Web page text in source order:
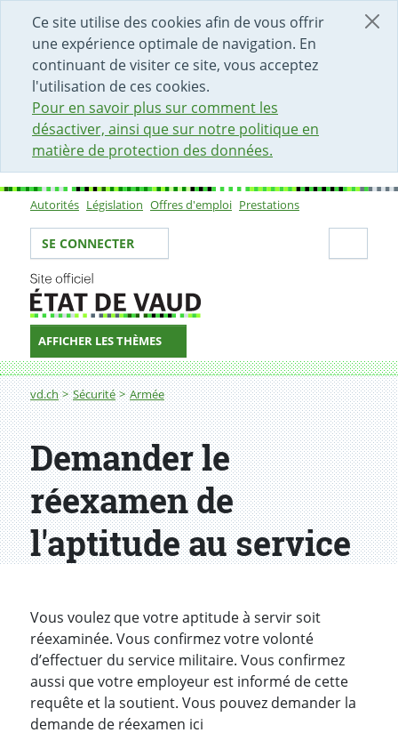
Ce site utilise des cookies afin de vous offrir
une expérience optimale de navigation. En
continuant de visiter ce site, vous acceptez
l'utilisation de ces cookies.
Pour en savoir plus sur comment les
désactiver, ainsi que sur notre politique en
matière de protection des données.
DÉBUT DU CONTENU DE LA PAGE
ACCÈS AU CHAMP DE RECHERCHE
PAGE D'ACCUEIL
FORMULAIRE DE CONTACT
Sous-navigation
Autorités Législation Offres d'emploi Prestations
Votre identité
SE CONNECTER
AFFICHER LES THÈMES
Fil d'Ariane
vd.ch Sécurité Armée
Demander le réexamen de l'aptitude au service
Demander le
réexamen de
l'aptitude au service
Introduction
Vous voulez que votre aptitude à servir soit
réexaminée. Vous confirmez votre volonté
d’effectuer du service militaire. Vous confirmez
aussi que votre employeur est informé de cette
requête et la soutient. Vous pouvez demander la
demande de réexamen ici